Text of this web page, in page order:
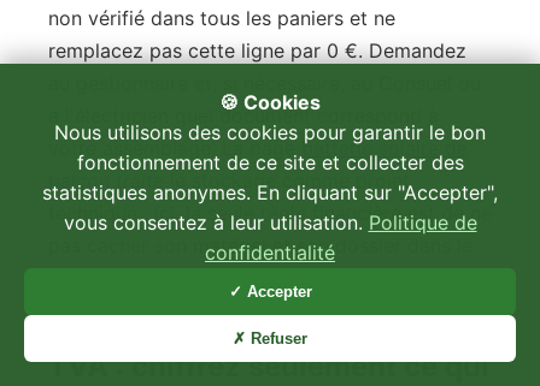
non vérifié dans tous les paniers et ne
remplacez pas cette ligne par 0 €. Demandez
à l'électricien quel document correspond à
votre assemblage. La page batterie solaire de
balcon
traite le stockage comme projet
technique ; ici, la seule règle financière est de ne
pas cacher son matériel et son dossier dans le
Enedis, assurance, aides et
TVA : chiffrez seulement ce qui
🍪 Cookies
Nous utilisons des cookies pour garantir le bon
fonctionnement de ce site et collecter des
statistiques anonymes. En cliquant sur "Accepter",
vous consentez à leur utilisation. Politique de
confidentialité
✓ Accepter
✗ Refuser